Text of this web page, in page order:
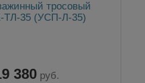
тросовый
ТЛ-35 (УСП-Л-35)
380 руб.